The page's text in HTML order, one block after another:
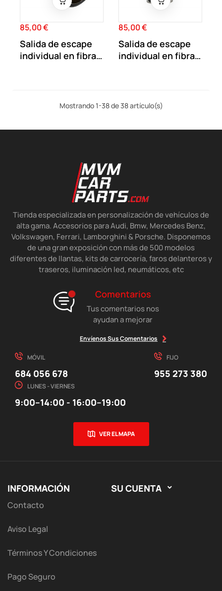
Precio
85,00 €
Salida de escape
individual en fibra
Precio
85,00 €
Salida de escape
individual en fibra
Mostrando 1-38 de 38 artículo(s)
Tienda especializada en personalización de vehículos de
alta gama. Accesorios para Audi, Bmw, Mercedes Benz,
Volkswagen, Ferrari, Lamborghini & Porsche. Disponemos
de una gran exposición con más de 500 modelos
diferentes de llantas, kits de carrocería, faros delanteros y
traseros, iluminación led, neumáticos, etc
Comentarios
Tus comentarios nos
ayudan a mejorar
Envíenos Sus Comentarios
MÓVIL
684 056 678
FIJO
955 273 380
LUNES - VIERNES
9:00–14:00 - 16:00–19:00
VER EL MAPA
INFORMACIÓN
Contacto
Aviso Legal
Términos Y Condiciones
Pago Seguro
SU CUENTA 